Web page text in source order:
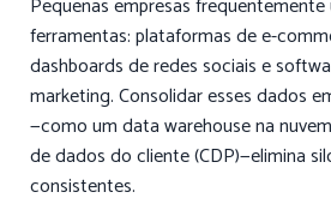
ferramentas: plataformas de e-
dashboards de redes sociais e
marketing. Consolidar esses dados
—como um data warehouse na
de dados do cliente (CDP)—elimina
consistentes.